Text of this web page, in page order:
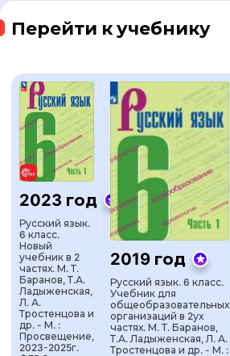
Перейти к учебнику
2023 год
Русский язык.
6 класс.
Новый
учебник в 2
частях. М. Т.
Баранов, Т.А.
Ладыженская,
Л. А.
Тростенцова и
др. - М. :
Просвещение,
2023-2025г.
2019 год
Русский язык. 6 класс.
Учебник для
общеобразовательных
организаций в 2ух
частях. М. Т. Баранов,
Т.А. Ладыженская, Л. А.
Тростенцова и др. - М. :